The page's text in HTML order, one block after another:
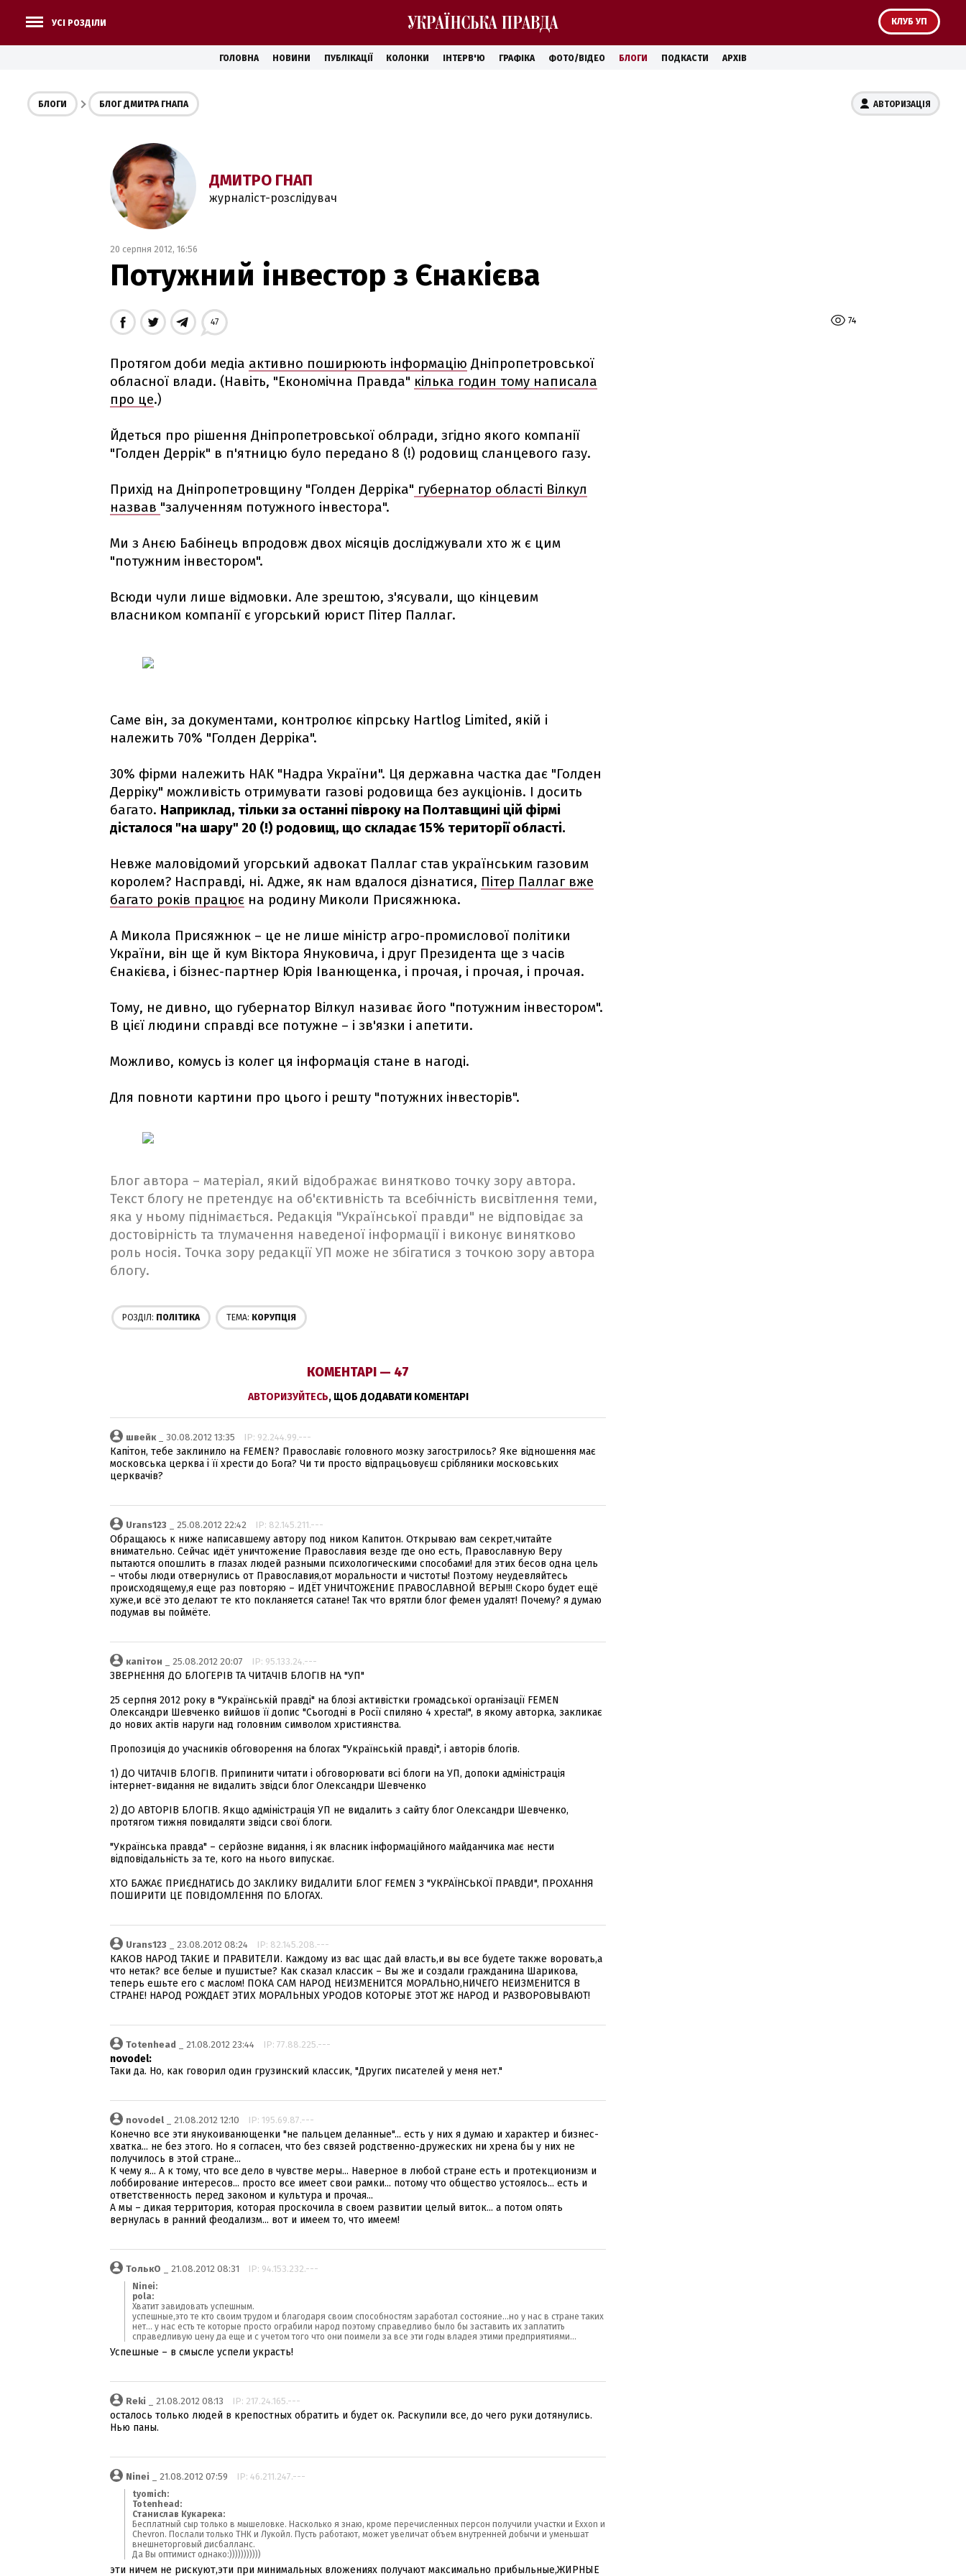
УСІ РОЗДІЛИ КЛУБ УП
ГОЛОВНА НОВИНИ ПУБЛІКАЦІЇ КОЛОНКИ ІНТЕРВ'Ю ГРАФІКА ФОТО/ВІДЕО БЛОГИ ПОДКАСТИ АРХІВ
АВТОРИЗАЦІЯ
БЛОГИ БЛОГ ДМИТРА ГНАПА
ДМИТРО ГНАП
журналіст-розслідувач
20 серпня 2012, 16:56
Потужний інвестор з Єнакієва
74
47
Протягом доби медіа активно поширюють інформацію Дніпропетровської
обласної влади. (Навіть, "Економічна Правда" кілька годин тому написала
про це.)
Йдеться про рішення Дніпропетровської облради, згідно якого компанії
"Голден Деррік" в п'ятницю було передано 8 (!) родовищ сланцевого газу.
Прихід на Дніпропетровщину "Голден Дерріка" губернатор області Вілкул
назвав "залученням потужного інвестора".
Ми з Анєю Бабінець впродовж двох місяців досліджували хто ж є цим
"потужним інвестором".
Всюди чули лише відмовки. Але зрештою, з'ясували, що кінцевим
власником компанії є угорський юрист Пітер Паллаг.
Саме він, за документами, контролює кіпрську Hartlog Limited, якій і
належить 70% "Голден Дерріка".
30% фірми належить НАК "Надра України". Ця державна частка дає "Голден
Дерріку" можливість отримувати газові родовища без аукціонів. І досить
багато. Наприклад, тільки за останні півроку на Полтавщині цій фірмі
дісталося "на шару" 20 (!) родовищ, що складає 15% території області.
Невже маловідомий угорський адвокат Паллаг став українським газовим
королем? Насправді, ні. Адже, як нам вдалося дізнатися, Пітер Паллаг вже
багато років працює на родину Миколи Присяжнюка.
А Микола Присяжнюк – це не лише міністр агро-промислової політики
України, він ще й кум Віктора Януковича, і друг Президента ще з часів
Єнакієва, і бізнес-партнер Юрія Іванющенка, і прочая, і прочая, і прочая.
Тому, не дивно, що губернатор Вілкул називає його "потужним інвестором".
В цієї людини справді все потужне – і зв'язки і апетити.
Можливо, комусь із колег ця інформація стане в нагоді.
Для повноти картини про цього і решту "потужних інвесторів".
Блог автора – матеріал, який відображає винятково точку зору автора.
Текст блогу не претендує на об'єктивність та всебічність висвітлення теми,
яка у ньому піднімається. Редакція "Української правди" не відповідає за
достовірність та тлумачення наведеної інформації і виконує винятково
роль носія. Точка зору редакції УП може не збігатися з точкою зору автора
блогу.
РОЗДІЛ: ПОЛІТИКА ТЕМА: КОРУПЦІЯ
КОМЕНТАРІ — 47
АВТОРИЗУЙТЕСЬ, ЩОБ ДОДАВАТИ КОМЕНТАРІ
швейк_ 30.08.2012 13:35 IP: 92.244.99.---
Капітон, тебе заклинило на FEMEN? Православіє головного мозку загострилось? Яке відношення має
московська церква і її хрести до Бога? Чи ти просто відпрацьовуєш срібляники московських
церквачів?
Urans123 _ 25.08.2012 22:42 IP: 82.145.211.---
Обращаюсь к ниже написавшему автору под ником Капитон. Открываю вам секрет,читайте
внимательно. Сейчас идёт уничтожение Православия везде где оно есть, Православную Веру
пытаются опошлить в глазах людей разными психологическими способами! для этих бесов одна цель
– чтобы люди отвернулись от Православия,от моральности и чистоты! Поэтому неудевляйтесь
происходящему,я еще раз повторяю – ИДЁТ УНИЧТОЖЕНИЕ ПРАВОСЛАВНОЙ ВЕРЫ!!! Скоро будет ещё
хуже,и всё это делают те кто покланяется сатане! Так что врятли блог фемен удалят! Почему? я думаю
подумав вы поймёте.
капітон _ 25.08.2012 20:07 IP: 95.133.24.---
ЗВЕРНЕННЯ ДО БЛОГЕРІВ ТА ЧИТАЧІВ БЛОГІВ НА "УП"
25 серпня 2012 року в "Українській правді" на блозі активістки громадської організації FEMEN
Олександри Шевченко вийшов її допис "Сьогодні в Росії спиляно 4 хреста!", в якому авторка, закликає
до нових актів наруги над головним символом християнства.
Пропозиція до учасників обговорення на блогах "Українській правді", і авторів блогів.
1) ДО ЧИТАЧІВ БЛОГІВ. Припинити читати і обговорювати всі блоги на УП, допоки адміністрація
інтернет-видання не видалить звідси блог Олександри Шевченко
2) ДО АВТОРІВ БЛОГІВ. Якщо адміністрація УП не видалить з сайту блог Олександри Шевченко,
протягом тижня повидаляти звідси свої блоги.
"Українська правда" – серйозне видання, і як власник інформаційного майданчика має нести
відповідальність за те, кого на нього випускає.
ХТО БАЖАЄ ПРИЄДНАТИСЬ ДО ЗАКЛИКУ ВИДАЛИТИ БЛОГ FEMEN З "УКРАЇНСЬКОЇ ПРАВДИ", ПРОХАННЯ
ПОШИРИТИ ЦЕ ПОВІДОМЛЕННЯ ПО БЛОГАХ.
Urans123 _ 23.08.2012 08:24 IP: 82.145.208.---
КАКОВ НАРОД ТАКИЕ И ПРАВИТЕЛИ. Каждому из вас щас дай власть,и вы все будете также воровать,а
что нетак? все белые и пушистые? Как сказал классик – Вы же и создали гражданина Шарикова,
теперь ешьте его с маслом! ПОКА САМ НАРОД НЕИЗМЕНИТСЯ МОРАЛЬНО,НИЧЕГО НЕИЗМЕНИТСЯ В
СТРАНЕ! НАРОД РОЖДАЕТ ЭТИХ МОРАЛЬНЫХ УРОДОВ КОТОРЫЕ ЭТОТ ЖЕ НАРОД И РАЗВОРОВЫВАЮТ!
Totenhead _ 21.08.2012 23:44 IP: 77.88.225.---
novodel:
Таки да. Но, как говорил один грузинский классик, "Других писателей у меня нет."
novodel _ 21.08.2012 12:10 IP: 195.69.87.---
Конечно все эти янукоиванющенки "не пальцем деланные"... есть у них я думаю и характер и бизнес-
хватка... не без этого. Но я согласен, что без связей родственно-дружеских ни хрена бы у них не
получилось в этой стране...
К чему я... А к тому, что все дело в чувстве меры... Наверное в любой стране есть и протекционизм и
лоббирование интересов... просто все имеет свои рамки... потому что общество устоялось... есть и
ответственность перед законом и культура и прочая...
А мы – дикая территория, которая проскочила в своем развитии целый виток... а потом опять
вернулась в ранний феодализм... вот и имеем то, что имеем!
ТолькО _ 21.08.2012 08:31 IP: 94.153.232.---
Ninei:
pola:
Хватит завидовать успешным.
успешные,это те кто своим трудом и благодаря своим способностям заработал состояние...но у нас в стране таких
нет... у нас есть те которые просто ограбили народ поэтому справедливо было бы заставить их заплатить
справедливую цену да еще и с учетом того что они поимели за все эти годы владея этими предприятиями...
Успешные – в смысле успели украсть!
Reki _ 21.08.2012 08:13 IP: 217.24.165.---
осталось только людей в крепостных обратить и будет ок. Раскупили все, до чего руки дотянулись.
Нью паны.
Ninei _ 21.08.2012 07:59 IP: 46.211.247.---
tyomich:
Totenhead:
Станислав Кукарека:
Бесплатный сыр только в мышеловке. Насколько я знаю, кроме перечисленных персон получили участки и Exxon и
Chevron. Послали только ТНК и Лукойл. Пусть работают, может увеличат объем внутренней добычи и уменьшат
внешнеторговый дисбалланс.
Да Вы оптимист однако:)))))))))))
эти ничем не рискуют,эти при минимальных вложениях получают максимально прибыльные,ЖИРНЫЕ